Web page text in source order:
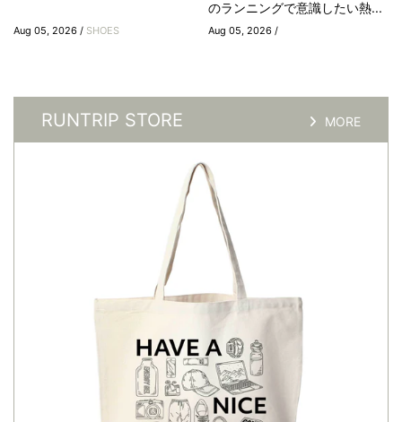
Aug 05, 2026 / SHOES
のランニングで意識したい熱...
Aug 05, 2026 /
RUNTRIP STORE MORE